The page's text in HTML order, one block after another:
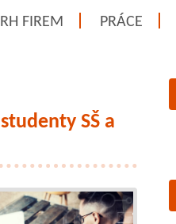
FIREM PRÁCE
SŠ a